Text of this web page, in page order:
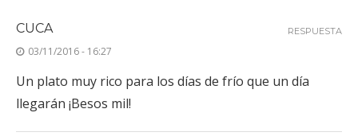
CUCA
03/11/2016 - 16:27
Un plato muy rico para los días de frío que un día
llegarán ¡Besos mil!
RESPUESTA